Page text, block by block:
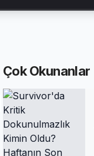
Çok Okunanlar